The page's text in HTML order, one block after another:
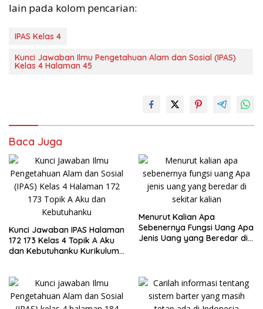
lain pada kolom pencarian:
IPAS Kelas 4
Kunci Jawaban Ilmu Pengetahuan Alam dan Sosial (IPAS)
Kelas 4 Halaman 45
Baca Juga
Kunci Jawaban IPAS Halaman
172 173 Kelas 4 Topik A Aku
dan Kebutuhanku Kurikulum
Menurut Kalian Apa
Sebenernya Fungsi Uang Apa
Jenis Uang yang Beredar di